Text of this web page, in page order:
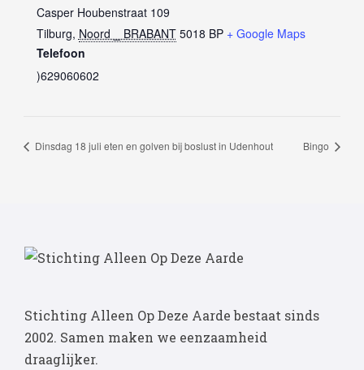
Casper Houbenstraat 109
Tilburg, Noord _ BRABANT 5018 BP + Google Maps
Telefoon
)629060602
Dinsdag 18 juli eten en golven bij boslust in Udenhout Bingo
Stichting Alleen Op Deze Aarde bestaat sinds
2002. Samen maken we eenzaamheid
draaglijker.